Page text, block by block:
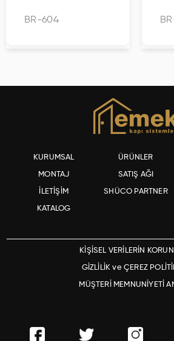
BR-604
KURUMSAL ÜRÜNLER
MONTAJ SATIŞ AĞI
İLETİŞİM SHÜCO PARTNER
KATALOG
KİŞİSEL VERİLERİN
GİZLİLİK ve ÇEREZ
MÜŞTERİ MEMNUNİYETİ